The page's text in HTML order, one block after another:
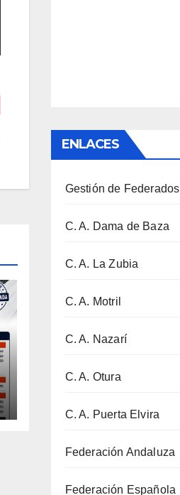
ENLACES
Gestión de Federados
C. A. Dama de Baza
C. A. La Zubia
C. A. Motril
C. A. Nazarí
C. A. Otura
C. A. Puerta Elvira
Federación Andaluza
Federación Española